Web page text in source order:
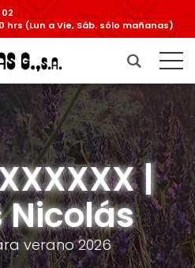
02
hrs (Lun a Vie, Sáb. sólo mañanas)
|
Nicolás
verano 2026